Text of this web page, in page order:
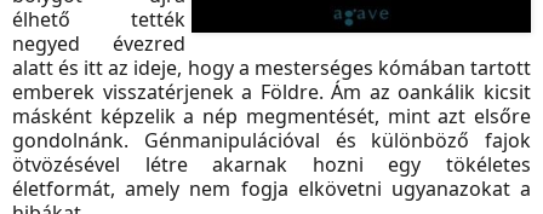
élhető tették
negyed évezred
alatt és itt az ideje, hogy a mesterséges kómában tartott
emberek visszatérjenek a Földre. Ám az oankálik kicsit
másként képzelik a nép megmentését, mint azt elsőre
gondolnánk. Génmanipulációval és különböző fajok
ötvözésével létre akarnak hozni egy tökéletes
életformát, amely nem fogja elkövetni ugyanazokat a